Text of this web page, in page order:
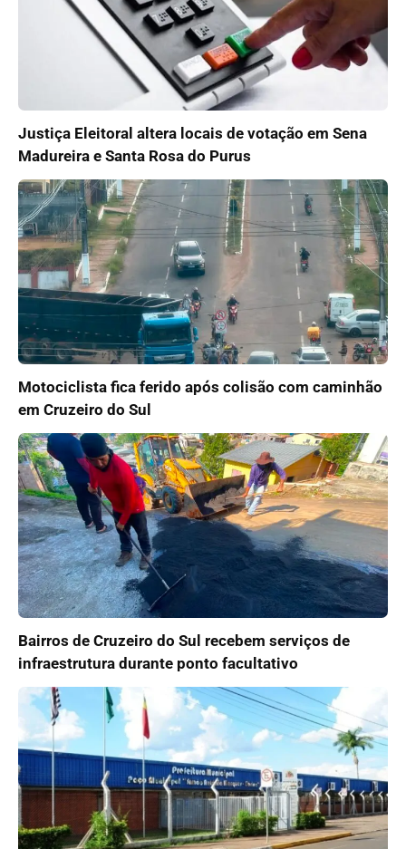
Justiça Eleitoral altera locais de votação em Sena
Madureira e Santa Rosa do Purus
Motociclista fica ferido após colisão com caminhão
em Cruzeiro do Sul
Bairros de Cruzeiro do Sul recebem serviços de
infraestrutura durante ponto facultativo